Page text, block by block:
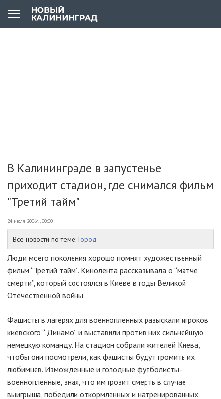
В Калининграде в запустенье
приходит стадион, где снимался фильм
"Третий тайм"
24 июля 2006г., 00:00
Все новости по теме: Город
Люди моего поколения хорошо помнят художественный
фильм “Третий тайм”. Кинолента рассказывала о “матче
смерти”, который состоялся в Киеве в годы Великой
Отечественной войны.
Фашисты в лагерях для военнопленных разыскали игроков
киевского “ Динамо” и выставили против них сильнейшую
немецкую команду. На стадион собрали жителей Киева,
чтобы они посмотрели, как фашисты будут громить их
любимцев. Изможденные и голодные футболисты-
военнопленные, зная, что им грозит смерть в случае
выигрыша, победили откормленных и натренированных